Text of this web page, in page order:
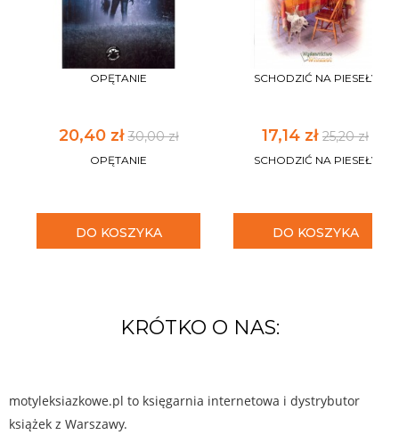
OPĘTANIE
20,40 zł30,00 zł
OPĘTANIE
DO KOSZYKA
SCHODZIĆ NA PIESEŁY
17,14 zł 25,20 zł
SCHODZIĆ NA PIESEŁY
DO KOSZYKA
KRÓTKO O NAS:
motyleksiazkowe.pl to księgarnia internetowa i dystrybutor
książek z Warszawy.